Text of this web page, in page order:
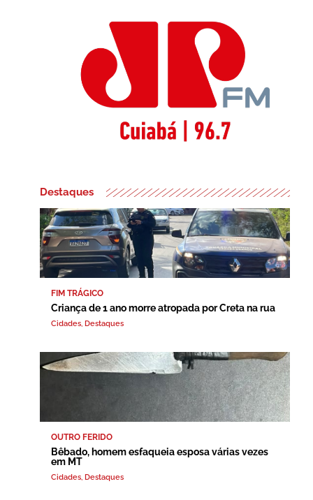
Destaques
FIM TRÁGICO
Criança de 1 ano morre atropada por Creta na rua
Cidades, Destaques
OUTRO FERIDO
Bêbado, homem esfaqueia esposa várias vezes
em MT
Cidades, Destaques